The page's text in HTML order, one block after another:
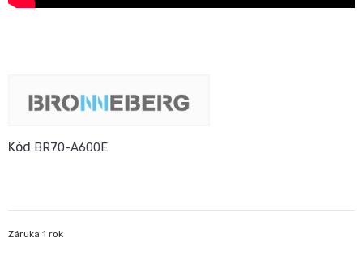
Kód BR70-A600E
Záruka 1 rok